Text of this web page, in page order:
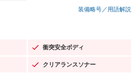
装備略号／用語解説
衝突安全ボディ
：装備あり
クリアランスソナー
：装備あり